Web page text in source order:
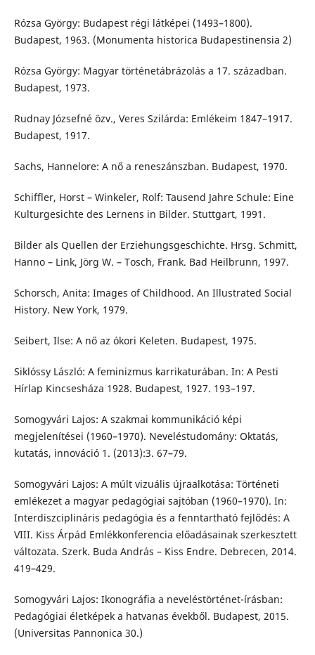
Rózsa György: Budapest régi látképei (1493–1800).
Budapest, 1963. (Monumenta historica Budapestinensia 2)
Rózsa György: Magyar történetábrázolás a 17. században.
Budapest, 1973.
Rudnay Józsefné özv., Veres Szilárda: Emlékeim 1847–1917.
Budapest, 1917.
Sachs, Hannelore: A nő a reneszánszban. Budapest, 1970.
Schiffler, Horst – Winkeler, Rolf: Tausend Jahre Schule: Eine
Kulturgesichte des Lernens in Bilder. Stuttgart, 1991.
Bilder als Quellen der Erziehungsgeschichte. Hrsg. Schmitt,
Hanno – Link, Jörg W. – Tosch, Frank. Bad Heilbrunn, 1997.
Schorsch, Anita: Images of Childhood. An Illustrated Social
History. New York, 1979.
Seibert, Ilse: A nő az ókori Keleten. Budapest, 1975.
Siklóssy László: A feminizmus karrikaturában. In: A Pesti
Hírlap Kincsesháza 1928. Budapest, 1927. 193–197.
Somogyvári Lajos: A szakmai kommunikáció képi
megjelenítései (1960–1970). Neveléstudomány: Oktatás,
kutatás, innováció 1. (2013):3. 67–79.
Somogyvári Lajos: A múlt vizuális újraalkotása: Történeti
emlékezet a magyar pedagógiai sajtóban (1960–1970). In:
Interdiszciplináris pedagógia és a fenntartható fejlődés: A
VIII. Kiss Árpád Emlékkonferencia előadásainak szerkesztett
változata. Szerk. Buda András – Kiss Endre. Debrecen, 2014.
419–429.
Somogyvári Lajos: Ikonográfia a neveléstörténet-írásban:
Pedagógiai életképek a hatvanas évekből. Budapest, 2015.
(Universitas Pannonica 30.)